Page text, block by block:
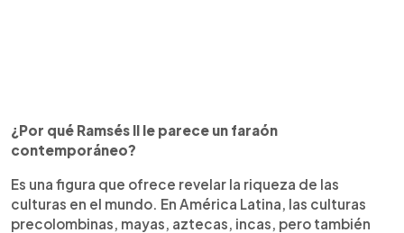
¿Por qué Ramsés II le parece un faraón
contemporáneo?
Es una figura que ofrece revelar la riqueza de las
culturas en el mundo. En América Latina, las culturas
precolombinas, mayas, aztecas, incas, pero también